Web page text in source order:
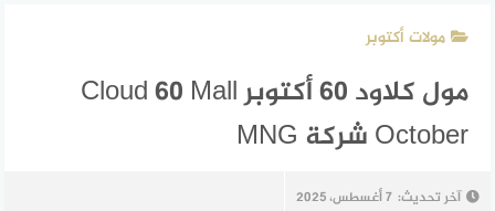
مولات أكتوبر
مول كلاود 60 أكتوبر Cloud 60 Mall
October شركة MNG
آخر تحديث: 7 أغسطس، 2025